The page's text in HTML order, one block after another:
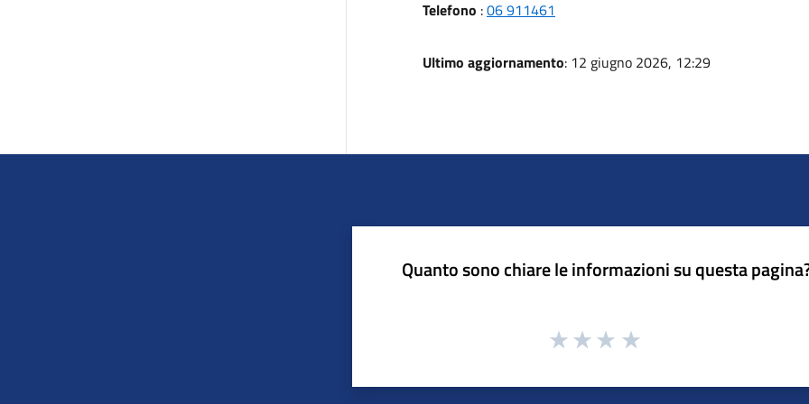
Telefono :06 911461
Ultimo aggiornamento: 12 giugno 2026, 12:29
Quanto sono chiare le informazioni su questa